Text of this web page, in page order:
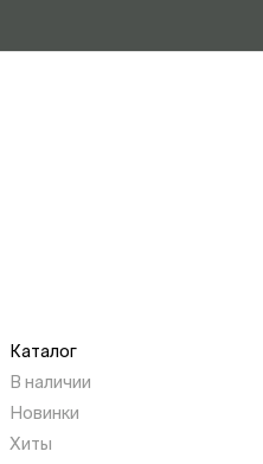
Каталог
В наличии
Новинки
Хиты